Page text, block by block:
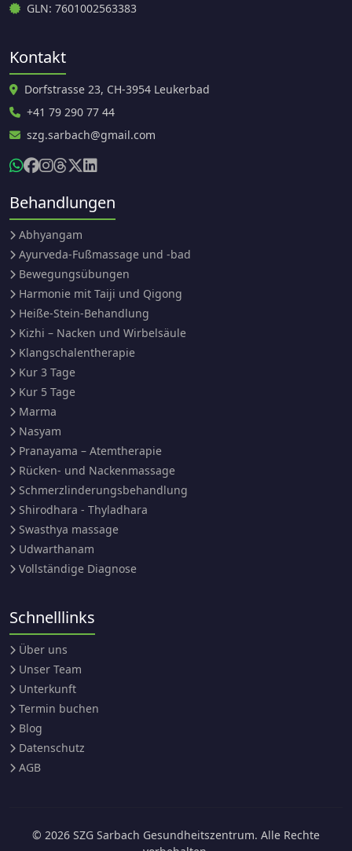
GLN: 7601002563383
Kontakt
Dorfstrasse 23, CH-3954 Leukerbad
+41 79 290 77 44
szg.sarbach@gmail.com
Behandlungen
Abhyangam
Ayurveda-Fußmassage und -bad
Bewegungsübungen
Harmonie mit Taiji und Qigong
Heiße-Stein-Behandlung
Kizhi – Nacken und Wirbelsäule
Klangschalentherapie
Kur 3 Tage
Kur 5 Tage
Marma
Nasyam
Pranayama – Atemtherapie
Rücken- und Nackenmassage
Schmerzlinderungsbehandlung
Shirodhara - Thyladhara
Swasthya massage
Udwarthanam
Vollständige Diagnose
Schnelllinks
Über uns
Unser Team
Unterkunft
Termin buchen
Blog
Datenschutz
AGB
© 2026 SZG Sarbach Gesundheitszentrum. Alle Rechte